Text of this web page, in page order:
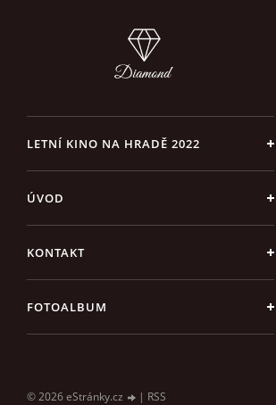
LETNÍ KINO NA HRADĚ 2022
ÚVOD
KONTAKT
FOTOALBUM
© 2026 eStránky.cz | RSS